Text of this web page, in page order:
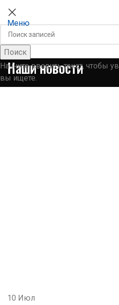
Меню
Наши новости
10 Июл
Поиск
Начните вводить текст, чтобы
вы ищете.